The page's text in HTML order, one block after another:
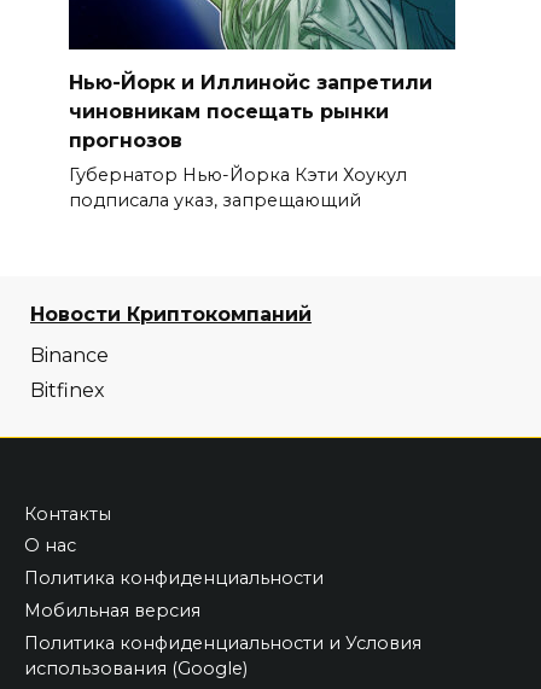
Нью-Йорк и Иллинойс запретили
чиновникам посещать рынки
прогнозов
Губернатор Нью-Йорка Кэти Хоукул
подписала указ, запрещающий
Новости Криптокомпаний
Binance
Bitfinex
Контакты
О нас
Политика конфиденциальности
Мобильная версия
Политика конфиденциальности и Условия
использования (Google)